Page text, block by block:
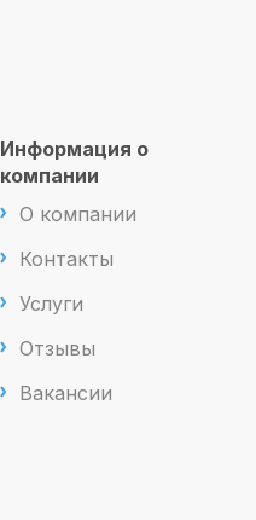
Информация о
компании
О компании
Контакты
Услуги
Отзывы
Вакансии